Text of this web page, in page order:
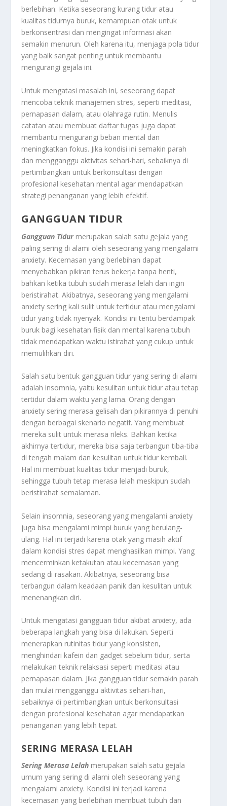
berlebihan. Ketika seseorang kurang tidur atau
kualitas tidurnya buruk, kemampuan otak untuk
berkonsentrasi dan mengingat informasi akan
semakin menurun. Oleh karena itu, menjaga pola tidur
yang baik sangat penting untuk membantu
mengurangi gejala ini.
Untuk mengatasi masalah ini, seseorang dapat
mencoba teknik manajemen stres, seperti meditasi,
pernapasan dalam, atau olahraga rutin. Menulis
catatan atau membuat daftar tugas juga dapat
membantu mengurangi beban mental dan
meningkatkan fokus. Jika kondisi ini semakin parah
dan mengganggu aktivitas sehari-hari, sebaiknya di
pertimbangkan untuk berkonsultasi dengan
profesional kesehatan mental agar mendapatkan
strategi penanganan yang lebih efektif.
GANGGUAN TIDUR
Gangguan Tidurmerupakan salah satu gejala yang
paling sering di alami oleh seseorang yang mengalami
anxiety. Kecemasan yang berlebihan dapat
menyebabkan pikiran terus bekerja tanpa henti,
bahkan ketika tubuh sudah merasa lelah dan ingin
beristirahat. Akibatnya, seseorang yang mengalami
anxiety sering kali sulit untuk tertidur atau mengalami
tidur yang tidak nyenyak. Kondisi ini tentu berdampak
buruk bagi kesehatan fisik dan mental karena tubuh
tidak mendapatkan waktu istirahat yang cukup untuk
memulihkan diri.
Salah satu bentuk gangguan tidur yang sering di alami
adalah insomnia, yaitu kesulitan untuk tidur atau tetap
tertidur dalam waktu yang lama. Orang dengan
anxiety sering merasa gelisah dan pikirannya di penuhi
dengan berbagai skenario negatif. Yang membuat
mereka sulit untuk merasa rileks. Bahkan ketika
akhirnya tertidur, mereka bisa saja terbangun tiba-tiba
di tengah malam dan kesulitan untuk tidur kembali.
Hal ini membuat kualitas tidur menjadi buruk,
sehingga tubuh tetap merasa lelah meskipun sudah
beristirahat semalaman.
Selain insomnia, seseorang yang mengalami anxiety
juga bisa mengalami mimpi buruk yang berulang-
ulang. Hal ini terjadi karena otak yang masih aktif
dalam kondisi stres dapat menghasilkan mimpi. Yang
mencerminkan ketakutan atau kecemasan yang
sedang di rasakan. Akibatnya, seseorang bisa
terbangun dalam keadaan panik dan kesulitan untuk
menenangkan diri.
Untuk mengatasi gangguan tidur akibat anxiety, ada
beberapa langkah yang bisa di lakukan. Seperti
menerapkan rutinitas tidur yang konsisten,
menghindari kafein dan gadget sebelum tidur, serta
melakukan teknik relaksasi seperti meditasi atau
pernapasan dalam. Jika gangguan tidur semakin parah
dan mulai mengganggu aktivitas sehari-hari,
sebaiknya di pertimbangkan untuk berkonsultasi
dengan profesional kesehatan agar mendapatkan
penanganan yang lebih tepat.
SERING MERASA LELAH
Sering Merasa Lelah merupakan salah satu gejala
umum yang sering di alami oleh seseorang yang
mengalami anxiety. Kondisi ini terjadi karena
kecemasan yang berlebihan membuat tubuh dan